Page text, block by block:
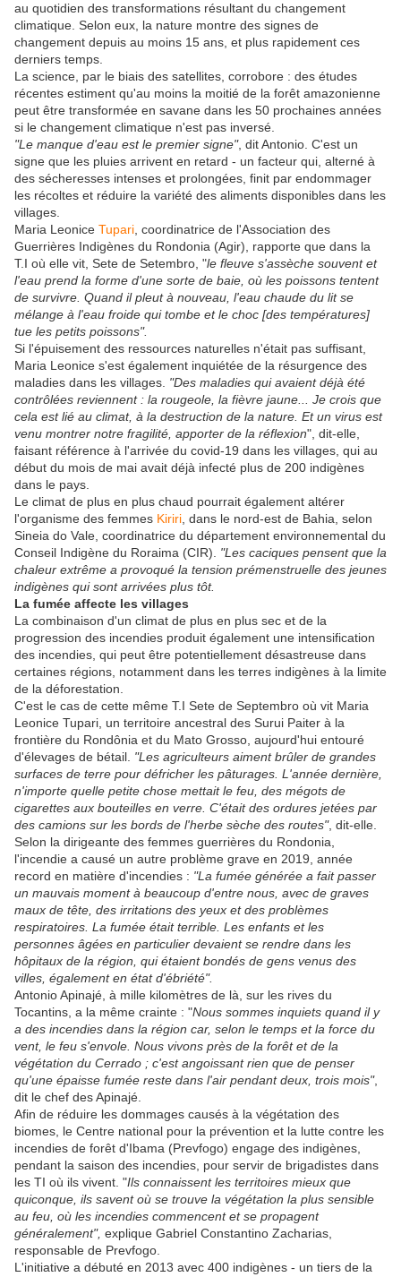
au quotidien des transformations résultant du changement
climatique. Selon eux, la nature montre des signes de
changement depuis au moins 15 ans, et plus rapidement ces
derniers temps.
La science, par le biais des satellites, corrobore : des études
récentes estiment qu'au moins la moitié de la forêt amazonienne
peut être transformée en savane dans les 50 prochaines années
si le changement climatique n'est pas inversé.
"Le manque d'eau est le premier signe", dit Antonio. C'est un
signe que les pluies arrivent en retard - un facteur qui, alterné à
des sécheresses intenses et prolongées, finit par endommager
les récoltes et réduire la variété des aliments disponibles dans les
villages.
Maria Leonice Tupari , coordinatrice de l'Association des
Guerrières Indigènes du Rondonia (Agir), rapporte que dans la
T.I où elle vit, Sete de Setembro, "le fleuve s'assèche souvent et
l'eau prend la forme d'une sorte de baie, où les poissons tentent
de survivre. Quand il pleut à nouveau, l'eau chaude du lit se
mélange à l'eau froide qui tombe et le choc [des températures]
tue les petits poissons".
Si l'épuisement des ressources naturelles n'était pas suffisant,
Maria Leonice s'est également inquiétée de la résurgence des
maladies dans les villages. "Des maladies qui avaient déjà été
contrôlées reviennent : la rougeole, la fièvre jaune... Je crois que
cela est lié au climat, à la destruction de la nature. Et un virus est
venu montrer notre fragilité, apporter de la réflexion", dit-elle,
faisant référence à l'arrivée du covid-19 dans les villages, qui au
début du mois de mai avait déjà infecté plus de 200 indigènes
dans le pays.
Le climat de plus en plus chaud pourrait également altérer
l'organisme des femmes Kiriri , dans le nord-est de Bahia, selon
Sineia do Vale, coordinatrice du département environnemental du
Conseil Indigène du Roraima (CIR). "Les caciques pensent que la
chaleur extrême a provoqué la tension prémenstruelle des jeunes
indigènes qui sont arrivées plus tôt.
La fumée affecte les villages
La combinaison d'un climat de plus en plus sec et de la
progression des incendies produit également une intensification
des incendies, qui peut être potentiellement désastreuse dans
certaines régions, notamment dans les terres indigènes à la limite
de la déforestation.
C'est le cas de cette même T.I Sete de Septembro où vit Maria
Leonice Tupari, un territoire ancestral des Surui Paiter à la
frontière du Rondônia et du Mato Grosso, aujourd'hui entouré
d'élevages de bétail. "Les agriculteurs aiment brûler de grandes
surfaces de terre pour défricher les pâturages. L'année dernière,
n'importe quelle petite chose mettait le feu, des mégots de
cigarettes aux bouteilles en verre. C'était des ordures jetées par
des camions sur les bords de l'herbe sèche des routes", dit-elle.
Selon la dirigeante des femmes guerrières du Rondonia,
l'incendie a causé un autre problème grave en 2019, année
record en matière d'incendies : "La fumée générée a fait passer
un mauvais moment à beaucoup d'entre nous, avec de graves
maux de tête, des irritations des yeux et des problèmes
respiratoires. La fumée était terrible. Les enfants et les
personnes âgées en particulier devaient se rendre dans les
hôpitaux de la région, qui étaient bondés de gens venus des
villes, également en état d'ébriété".
Antonio Apinajé, à mille kilomètres de là, sur les rives du
Tocantins, a la même crainte : "Nous sommes inquiets quand il y
a des incendies dans la région car, selon le temps et la force du
vent, le feu s'envole. Nous vivons près de la forêt et de la
végétation du Cerrado ; c'est angoissant rien que de penser
qu'une épaisse fumée reste dans l'air pendant deux, trois mois",
dit le chef des Apinajé.
Afin de réduire les dommages causés à la végétation des
biomes, le Centre national pour la prévention et la lutte contre les
incendies de forêt d'Ibama (Prevfogo) engage des indigènes,
pendant la saison des incendies, pour servir de brigadistes dans
les TI où ils vivent. "Ils connaissent les territoires mieux que
quiconque, ils savent où se trouve la végétation la plus sensible
au feu, où les incendies commencent et se propagent
généralement", explique Gabriel Constantino Zacharias,
responsable de Prevfogo.
L'initiative a débuté en 2013 avec 400 indigènes - un tiers de la